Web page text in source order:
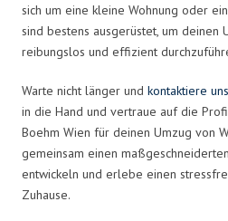
sich um eine kleine Wohnung oder
sind bestens ausgerüstet, um deinen
reibungslos und effizient
Warte nicht länger und kontaktiere uns
in die Hand und vertraue auf die
Boehm Wien für deinen Umzug von
gemeinsam einen
entwickeln und erlebe einen
Zuhause.